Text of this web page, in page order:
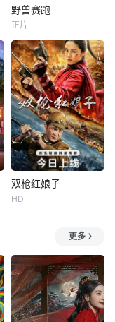
念与大棚歌舞团的
淳朴善良深深触动
人的充实幸福，郭
华与程依慕
野兽赛跑
阿妮塔
阿兹
在反乌托邦里约热
内卢废墟中，城市
被阶级斗争撕裂，
人们沉迷于血腥竞
技。一位抵抗运动
领袖为拯救妹妹免
于遭遇比死亡更惨
烈的命运，被迫卷
入一场暴力而高风
险的竞赛。
野兽赛跑
正片
双枪红娘子
1938年，高胜男新
婚之日，丈夫被日
军残害，父辈亦遭
屠戮。她举枪聚
义，屡袭敌寇威震
四方，后得八路军
双枪红娘子
HD
更多